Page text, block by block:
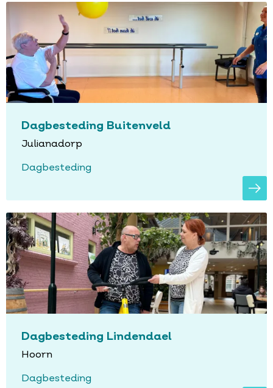
Dagbesteding Buitenveld
Julianadorp
Dagbesteding
Dagbesteding Lindendael
Hoorn
Dagbesteding